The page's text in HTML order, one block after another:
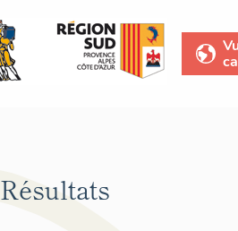
Résultats